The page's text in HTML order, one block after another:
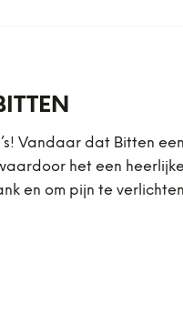
Vandaar dat Bitten
het een
en om pijn te